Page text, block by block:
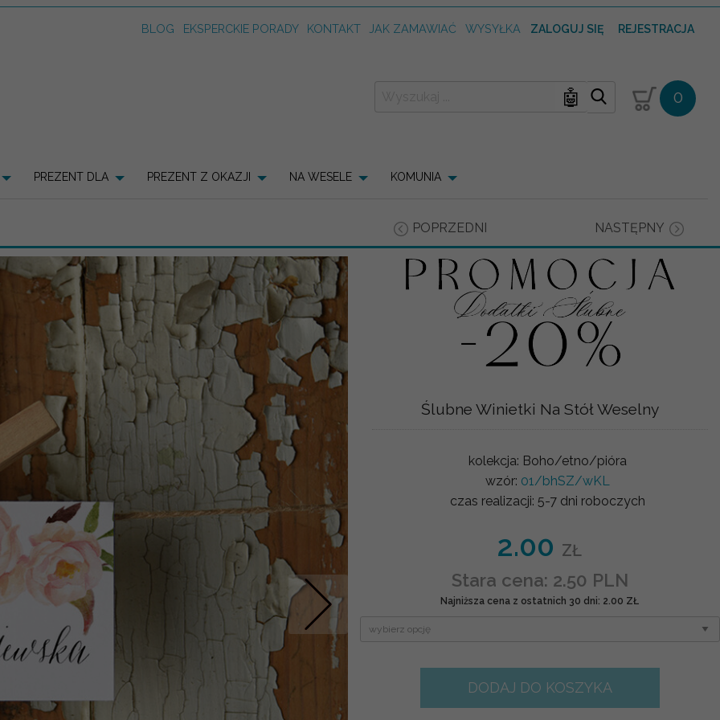
BLOG EKSPERCKIE PORADY KONTAKT JAK ZAMAWIAĆ WYSYŁKA ZALOGUJ SIĘ REJESTRACJA
🤖 0
PREZENT DLA PREZENT Z OKAZJI NA WESELE KOMUNIA
POPRZEDNI NASTĘPNY
Nastepne
Ślubne Winietki Na Stół Weselny
kolekcja: Boho/etno/pióra
wzór: 01/bhSZ/wKL
czas realizacji: 5-7 dni roboczych
2.00 ZŁ
Stara cena: 2.50 PLN
Najniższa cena z ostatnich 30 dni: 2.00 ZŁ
DODAJ DO KOSZYKA